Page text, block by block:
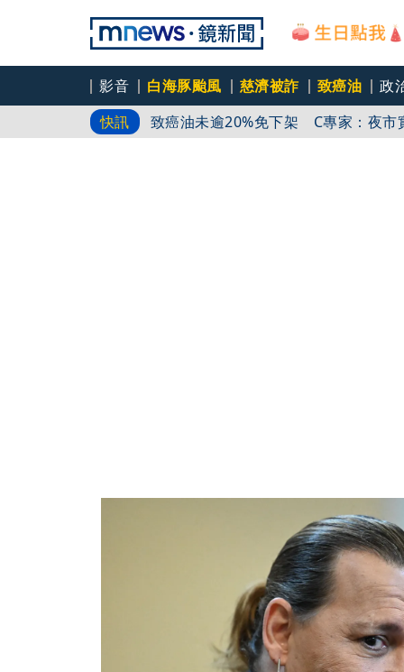
影音 白海豚颱風 慈濟被詐 致癌油
政
快訊
火舌狂吞整輛車！國5轎車燒成火球
致癌油未逾20%免下架 C專家：夜市